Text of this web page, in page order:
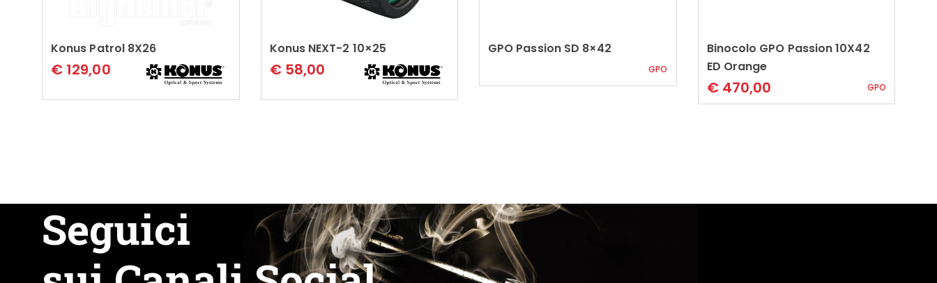
Leggi tutto
Konus Patrol 8X26
€ 129,00
Leggi tutto
Konus NEXT-2 10×25
€58,00
Leggi tutto
GPO Passion SD 8×42
GPO
Leggi tutto
Binocolo GPO Passion 10X42
ED Orange
€470,00 GPO
Seguici